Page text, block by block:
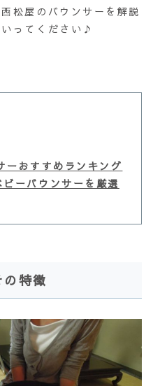
松屋のバウンサーを解説
ってください♪
ーおすすめランキング
ーバウンサーを厳選
特徴